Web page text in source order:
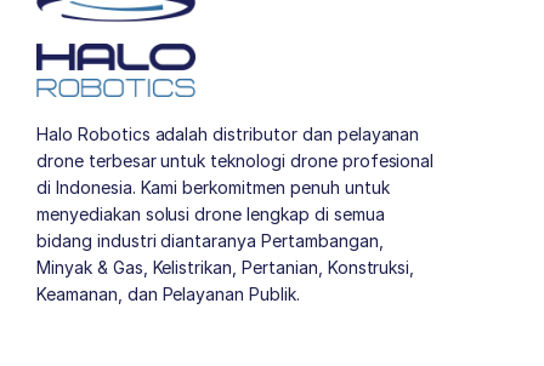
Halo Robotics adalah distributor dan pelayanan
drone terbesar untuk teknologi drone profesional
di Indonesia. Kami berkomitmen penuh untuk
menyediakan solusi drone lengkap di semua
bidang industri diantaranya Pertambangan,
Minyak & Gas, Kelistrikan, Pertanian, Konstruksi,
Keamanan, dan Pelayanan Publik.